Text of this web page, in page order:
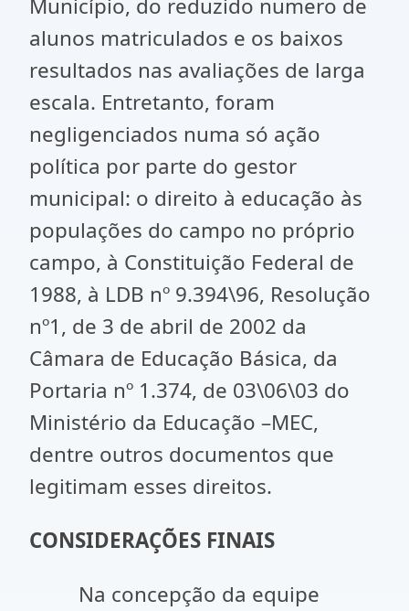
Município, do reduzido numero de
alunos matriculados e os baixos
resultados nas avaliações de larga
escala. Entretanto, foram
negligenciados numa só ação
política por parte do gestor
municipal: o direito à educação às
populações do campo no próprio
campo, à Constituição Federal de
1988, à LDB nº 9.394\96, Resolução
nº1, de 3 de abril de 2002 da
Câmara de Educação Básica, da
Portaria nº 1.374, de 03\06\03 do
Ministério da Educação –MEC,
dentre outros documentos que
legitimam esses direitos.
CONSIDERAÇÕES FINAIS
Na concepção da equipe